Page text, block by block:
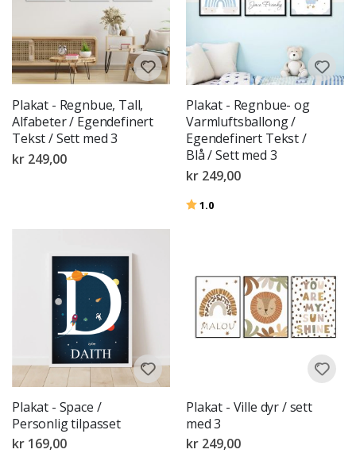
Plakat - Regnbue, Tall,
Alfabeter / Egendefinert
Tekst / Sett med 3
kr 249,00
Plakat - Regnbue- og
Varmluftsballong /
Egendefinert Tekst /
Blå / Sett med 3
kr 249,00
Karakter:
1.0
Plakat - Space /
Personlig tilpasset
kr 169,00
Plakat - Ville dyr / sett
med 3
kr 249,00